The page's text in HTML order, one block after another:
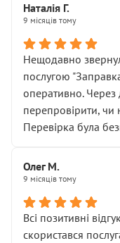
Наталія Г.
9 місяців тому
Нещодавно
послугою
оперативно. Через
перепровірити, чи
Перевірка була
Олег М.
9 місяців тому
Всі позитивні
скористався